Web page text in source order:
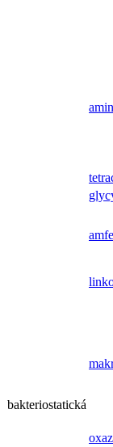
bakteriostatická